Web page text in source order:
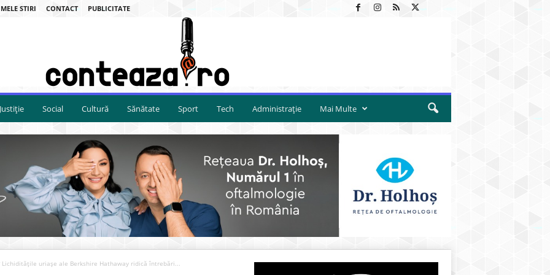
STIRI CONTACT PUBLICITATE
Justiție Social Cultură Sănătate Sport Tech Administrație Mai Multe
Lichiditățile uriașe ale Berkshire Hathaway ridică întrebări...